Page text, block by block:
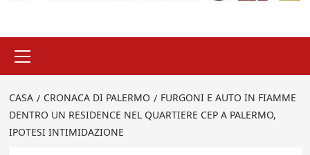
principale
CASA CRONACA DI PALERMO
FURGONI E AUTO IN FIAMME
DENTRO UN RESIDENCE NEL QUARTIERE CEP A PALERMO,
IPOTESI INTIMIDAZIONE